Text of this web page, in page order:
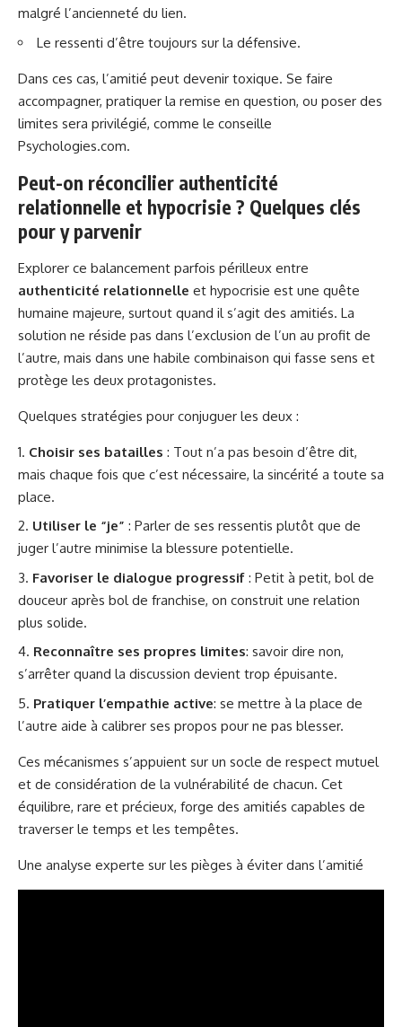
malgré l’ancienneté du lien.
Le ressenti d’être toujours sur la défensive.
Dans ces cas, l’amitié peut devenir toxique. Se faire
accompagner, pratiquer la remise en question, ou poser des
limites sera privilégié, comme le conseille
Psychologies.com.
Peut-on réconcilier authenticité
relationnelle et hypocrisie ? Quelques clés
pour y parvenir
Explorer ce balancement parfois périlleux entre
authenticité relationnelle et hypocrisie est une quête
humaine majeure, surtout quand il s’agit des amitiés. La
solution ne réside pas dans l’exclusion de l’un au profit de
l’autre, mais dans une habile combinaison qui fasse sens et
protège les deux protagonistes.
Quelques stratégies pour conjuguer les deux :
Choisir ses batailles : Tout n’a pas besoin d’être dit,
mais chaque fois que c’est nécessaire, la sincérité a toute sa
place.
Utiliser le “je” : Parler de ses ressentis plutôt que de
juger l’autre minimise la blessure potentielle.
Favoriser le dialogue progressif : Petit à petit, bol de
douceur après bol de franchise, on construit une relation
plus solide.
Reconnaître ses propres limites: savoir dire non,
s’arrêter quand la discussion devient trop épuisante.
Pratiquer l’empathie active: se mettre à la place de
l’autre aide à calibrer ses propos pour ne pas blesser.
Ces mécanismes s’appuient sur un socle de respect mutuel
et de considération de la vulnérabilité de chacun. Cet
équilibre, rare et précieux, forge des amitiés capables de
traverser le temps et les tempêtes.
Une analyse experte sur les pièges à éviter dans l’amitié